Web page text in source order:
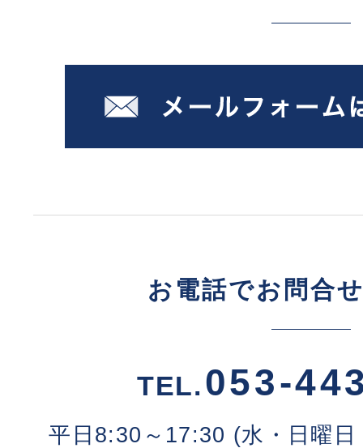
お電話でお問合
TEL.053-
平日8:30～17:30 (水・日曜